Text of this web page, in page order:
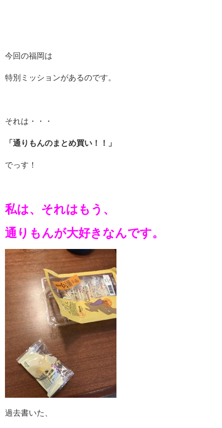
今回の福岡は
特別ミッションがあるのです。
それは・・・
「通りもんのまとめ買い！！」
でっす！
私は、それはもう、
通りもんが大好きなんです。
過去書いた、